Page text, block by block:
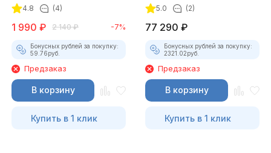
4.8 (4)
1 990 ₽ 2 140 ₽ -7%
Бонусных рублей за покупку:
59.76руб.
Предзаказ
В корзину
Купить в 1 клик
5.0 (2)
77 290 ₽
Бонусных рублей за покупку:
2321.02руб.
Предзаказ
В корзину
Купить в 1 клик